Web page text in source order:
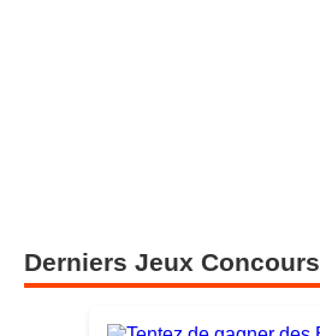
Derniers Jeux Concours